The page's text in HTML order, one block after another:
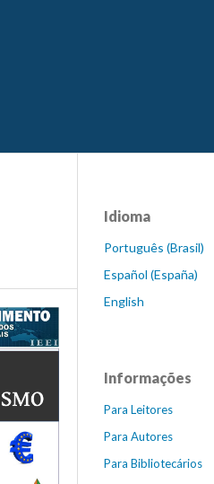
Idioma
Português (Brasil)
Español (España)
English
Informações
Para Leitores
Para Autores
Para Bibliotecários